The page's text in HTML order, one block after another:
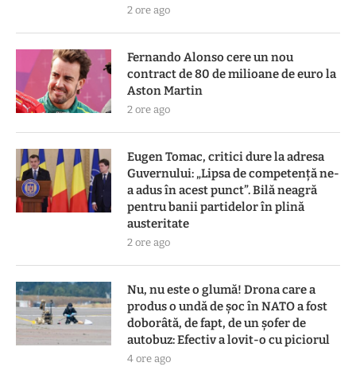
2 ore ago
Fernando Alonso cere un nou
contract de 80 de milioane de euro la
Aston Martin
2 ore ago
Eugen Tomac, critici dure la adresa
Guvernului: „Lipsa de competență ne-
a adus în acest punct”. Bilă neagră
pentru banii partidelor în plină
austeritate
2 ore ago
Nu, nu este o glumă! Drona care a
produs o undă de șoc în NATO a fost
doborâtă, de fapt, de un șofer de
autobuz: Efectiv a lovit-o cu piciorul
4 ore ago